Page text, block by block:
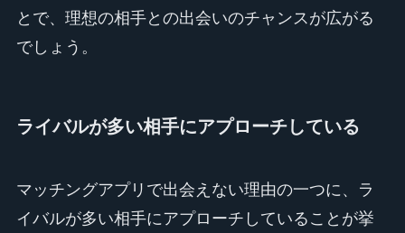
とで、理想の相手との出会いのチャンスが広がる
でしょう。
ライバルが多い相手にアプローチしている
マッチングアプリで出会えない理由の一つに、ラ
イバルが多い相手にアプローチしていることが挙